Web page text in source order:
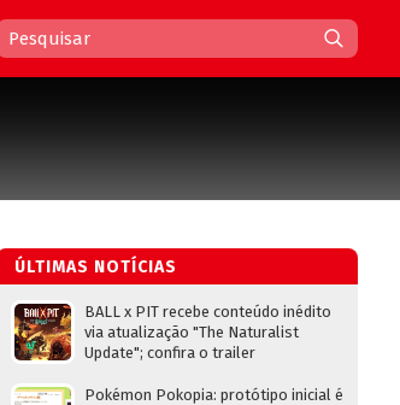
ÚLTIMAS NOTÍCIAS
BALL x PIT recebe conteúdo inédito
via atualização "The Naturalist
Update"; confira o trailer
Pokémon Pokopia: protótipo inicial é